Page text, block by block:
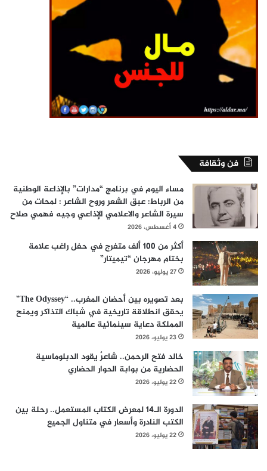
فن وثقافة
مساء اليوم في برنامج “مدارات” بالإذاعة الوطنية
من الرباط: عبق الشعر وروح الشاعر : لمحات من
سيرة الشاعر والاعلامي الإذاعي وجيه فهمي صلاح
4 أغسطس، 2026
أكثر من 100 ألف متفرج في حفل راغب علامة
بختام مهرجان “تيميتار”
27 يوليو، 2026
بعد تصويره بين أحضان المغرب.. “The Odyssey”
يحقق انطلاقة تاريخية في شباك التذاكر ويمنح
المملكة دعاية سينمائية عالمية
23 يوليو، 2026
خالد فتح الرحمن.. شاعرٌ يقود الدبلوماسية
الحضارية من بوابة الحوار الحضاري
22 يوليو، 2026
الدورة الـ14 لمعرض الكتاب المستعمل.. رحلة بين
الكتب النادرة وأسعار في متناول الجميع
22 يوليو، 2026